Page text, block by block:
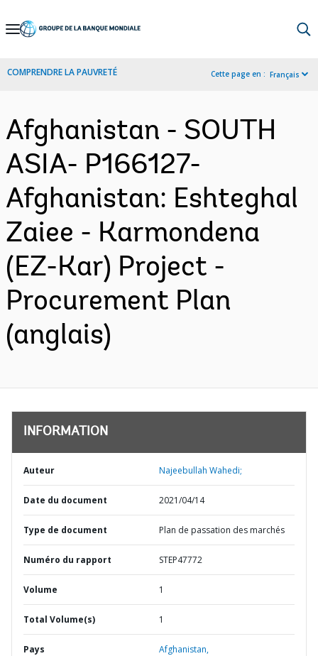
Skip
Navigation
COMPRENDRE LA PAUVRETÉ Cette page en : Français
Afghanistan - SOUTH
ASIA- P166127-
Afghanistan: Eshteghal
Zaiee - Karmondena
(EZ-Kar) Project -
Procurement Plan
(anglais)
INFORMATION
Auteur Najeebullah Wahedi;
Date du document 2021/04/14
Type de document Plan de passation des marchés
Numéro du rapport STEP47772
Volume 1
Total Volume(s) 1
Pays Afghanistan,